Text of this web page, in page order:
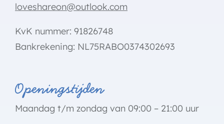
loveshareon@outlook.com
KvK nummer: 91826748
Bankrekening: NL75RABO0374302693
Openingstijden
Maandag t/m zondag van 09:00 – 21:00 uur